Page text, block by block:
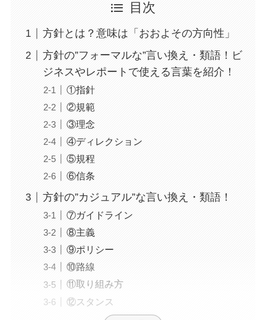
目次
方針とは？意味は「おおよその方向性」
方針の”フォーマルな”言い換え・類語！ビ
ジネスやレポートで使える言葉を紹介！
①指針
②規範
③理念
④ディレクション
⑤規程
⑥信条
方針の”カジュアル”な言い換え・類語！
⑦ガイドライン
⑧主義
⑨ポリシー
⑩路線
⑪取り組み方
⑫スタンス